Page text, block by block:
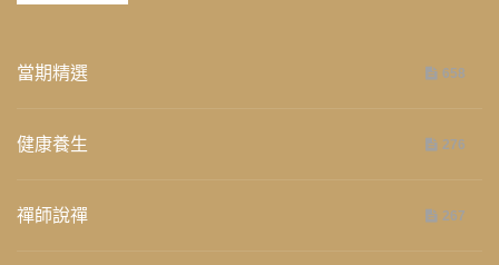
當期精選 658
健康養生 276
禪師說禪 267